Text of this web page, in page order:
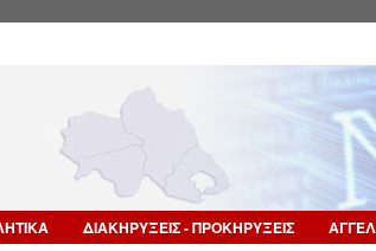
ΔΙΑΚΗΡΥΞΕΙΣ - ΠΡΟΚΗΡΥΞΕΙΣ